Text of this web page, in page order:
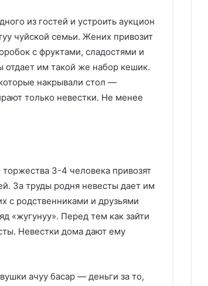
из гостей и устроить аукцион
чуйской семьи. Жених привозит
с фруктами, сладостями и
отдает им такой же набор кешик.
накрывали стол —
только невестки. Не менее
3-4 человека привозят
За труды родня невесты дает им
с родственниками и друзьями
«жугунуу». Перед тем как зайти
Невестки дома дают ему
ачуу басар — деньги за то,